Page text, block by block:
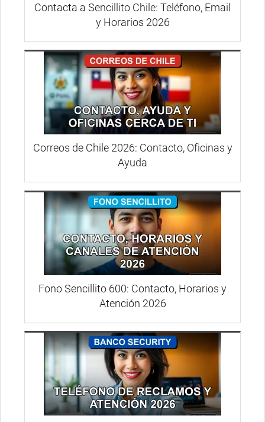
Contacta a Sencillito Chile: Teléfono, Email
y Horarios 2026
Correos de Chile 2026: Contacto, Oficinas y
Ayuda
Fono Sencillito 600: Contacto, Horarios y
Atención 2026